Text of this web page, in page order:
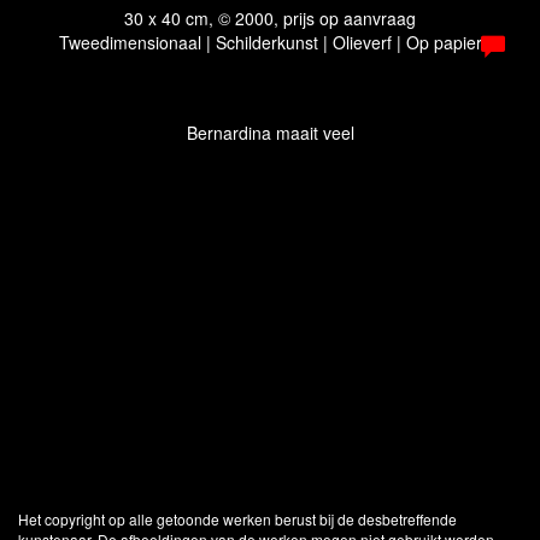
30 x 40 cm, © 2000, prijs op aanvraag
Tweedimensionaal | Schilderkunst | Olieverf | Op papier
Bernardina maait veel
Het copyright op alle getoonde werken berust bij de desbetreffende